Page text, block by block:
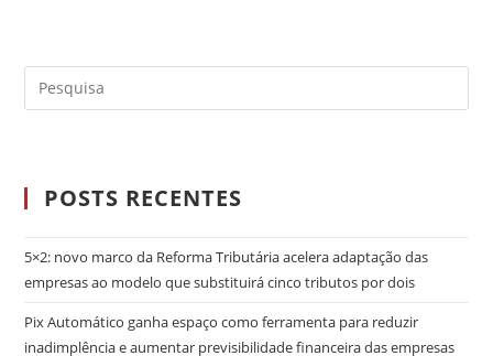
POSTS RECENTES
5×2: novo marco da Reforma Tributária acelera adaptação das
empresas ao modelo que substituirá cinco tributos por dois
Pix Automático ganha espaço como ferramenta para reduzir
inadimplência e aumentar previsibilidade financeira das empresas